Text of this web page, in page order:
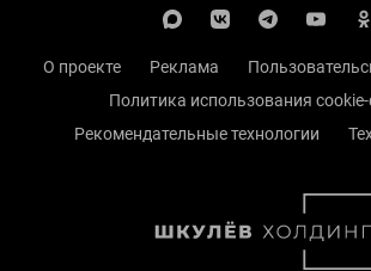
О проекте Реклама
Политика использования
Рекомендательные технологии